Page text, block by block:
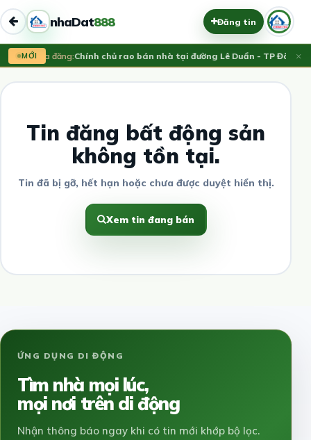
nhaDat888 Đăng tin
MỚIVừa đăng:Chính chủ rao bán nhà tại đường Lê Duẩn - TP Đà ×
Tin đăng bất động sản
không tồn tại.
Tin đã bị gỡ, hết hạn hoặc chưa được duyệt hiển thị.
Xem tin đang bán
ỨNG DỤNG DI ĐỘNG
Tìm nhà mọi lúc,
mọi nơi trên di động
Nhận thông báo ngay khi có tin mới khớp bộ lọc.